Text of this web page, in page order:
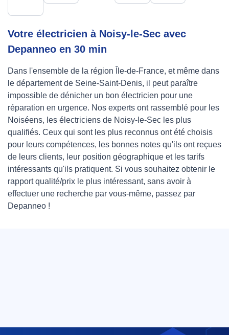
Votre électricien à Noisy-le-Sec avec
Depanneo en 30 min
Dans l'ensemble de la région Île-de-France, et même dans
le département de Seine-Saint-Denis, il peut paraître
impossible de dénicher un bon électricien pour une
réparation en urgence. Nos experts ont rassemblé pour les
Noiséens, les électriciens de Noisy-le-Sec les plus
qualifiés. Ceux qui sont les plus reconnus ont été choisis
pour leurs compétences, les bonnes notes qu'ils ont reçues
de leurs clients, leur position géographique et les tarifs
intéressants qu'ils pratiquent. Si vous souhaitez obtenir le
rapport qualité/prix le plus intéressant, sans avoir à
effectuer une recherche par vous-même, passez par
Depanneo !